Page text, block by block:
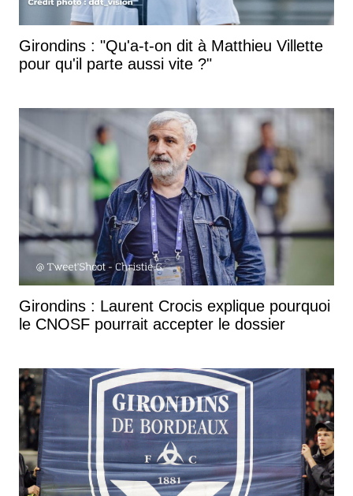
Girondins : "Qu'a-t-on dit à Matthieu Villette
pour qu'il parte aussi vite ?"
Girondins : Laurent Crocis explique pourquoi
le CNOSF pourrait accepter le dossier